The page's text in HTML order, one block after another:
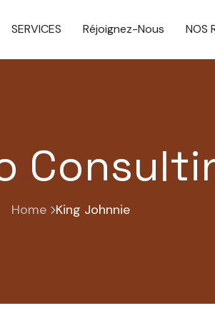
SERVICES Réjoignez-Nous NOS
Home King Johnnie